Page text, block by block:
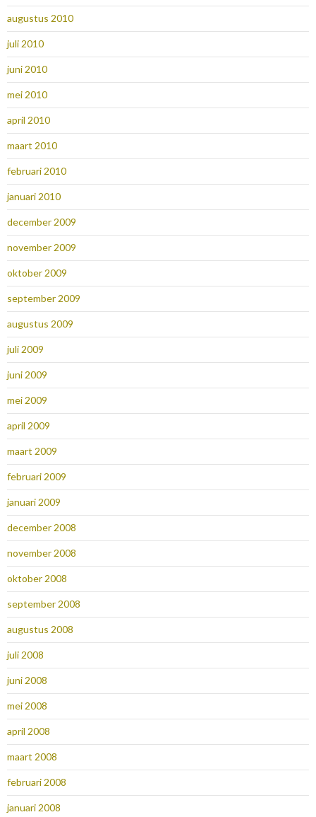
augustus 2010
juli 2010
juni 2010
mei 2010
april 2010
maart 2010
februari 2010
januari 2010
december 2009
november 2009
oktober 2009
september 2009
augustus 2009
juli 2009
juni 2009
mei 2009
april 2009
maart 2009
februari 2009
januari 2009
december 2008
november 2008
oktober 2008
september 2008
augustus 2008
juli 2008
juni 2008
mei 2008
april 2008
maart 2008
februari 2008
januari 2008